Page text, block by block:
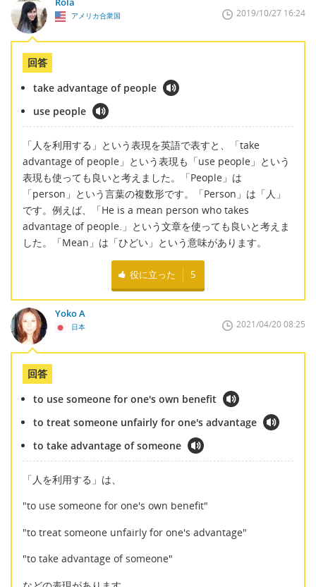
アメリカ合衆国 2019/10/27 16:24
回答
take advantage of people
use people
「人を利用する」という表現を英語で表すと、「take
advantage of people」という表現も「use people」という
表現も使っても良いと考えました。「People」は
「person」という言葉の複数形です。「Person」は「人」
です。例えば、「He is a mean person who takes
advantage of people.」という文章を使っても良いと考えま
した。「Mean」は「ひどい」という意味があります。
役に立った 5
Yoko A
日本 2021/04/20 08:25
回答
to use someone for one's own benefit
to treat someone unfairly for one's advantage
to take advantage of someone
「人を利用する」は、
"to use someone for one's own benefit"
"to treat someone unfairly for one's advantage"
"to take advantage of someone"